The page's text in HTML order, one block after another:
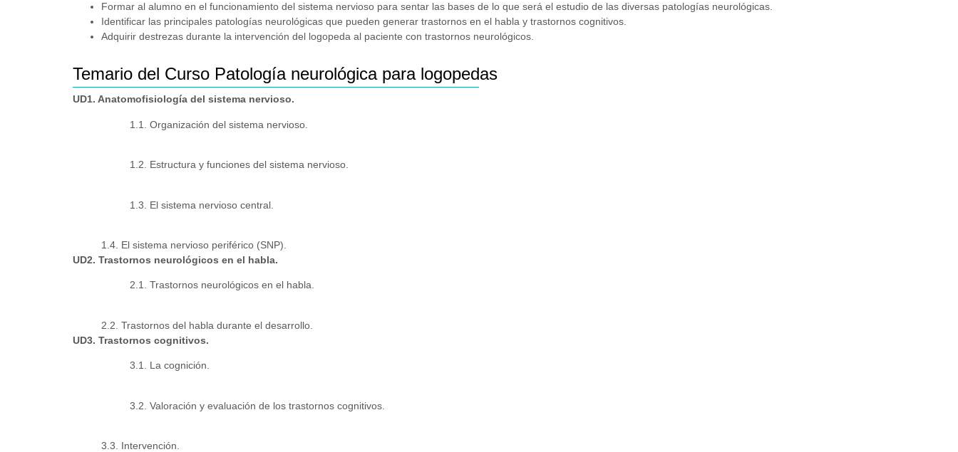
Formar al alumno en el funcionamiento del sistema nervioso para sentar las bases de lo que será el estudio de las diversas patologías neurológicas.
Identificar las principales patologías neurológicas que pueden generar trastornos en el habla y trastornos cognitivos.
Adquirir destrezas durante la intervención del logopeda al paciente con trastornos neurológicos.
Temario del Curso Patología neurológica para logopedas
UD1. Anatomofisiología del sistema nervioso.
1.1. Organización del sistema nervioso.
1.2. Estructura y funciones del sistema nervioso.
1.3. El sistema nervioso central.
1.4. El sistema nervioso periférico (SNP).
UD2. Trastornos neurológicos en el habla.
2.1. Trastornos neurológicos en el habla.
2.2. Trastornos del habla durante el desarrollo.
UD3. Trastornos cognitivos.
3.1. La cognición.
3.2. Valoración y evaluación de los trastornos cognitivos.
3.3. Intervención.